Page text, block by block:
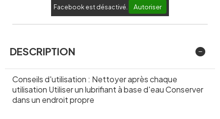
Facebook est désactivé. Autoriser
DESCRIPTION
Conseils d'utilisation : Nettoyer après chaque
utilisation Utiliser un lubrifiant à base d'eau Conserver
dans un endroit propre